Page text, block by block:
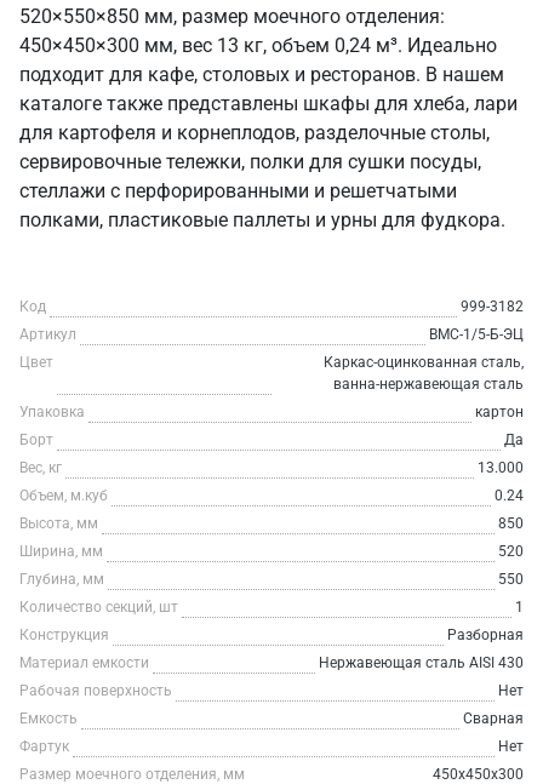
520×550×850 мм, размер моечного отделения:
450×450×300 мм, вес 13 кг, объем 0,24 м³. Идеально
подходит для кафе, столовых и ресторанов. В нашем
каталоге также представлены шкафы для хлеба, лари
для картофеля и корнеплодов, разделочные столы,
сервировочные тележки, полки для сушки посуды,
стеллажи с перфорированными и решетчатыми
полками, пластиковые паллеты и урны для фудкора.
Код
999-3182
Артикул
ВМС-1/5-Б-ЭЦ
Цвет
Каркас-оцинкованная сталь,
ванна-нержавеющая сталь
Упаковка
картон
Борт
Да
Вес, кг
13.000
Объем, м.куб
0.24
Высота, мм
850
Ширина, мм
520
Глубина, мм
550
Количество секций, шт
1
Конструкция
Разборная
Материал емкости
Нержавеющая сталь AISI 430
Рабочая поверхность
Нет
Емкость
Сварная
Фартук
Нет
Размер моечного отделения, мм
450x450x300